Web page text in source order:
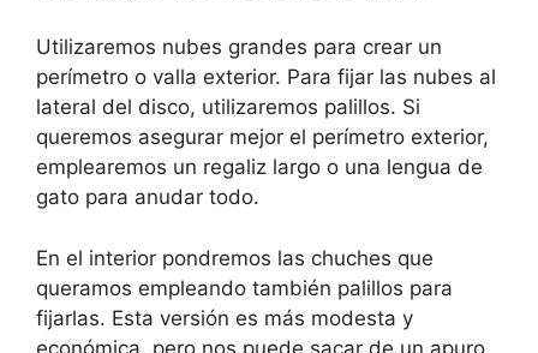
Utilizaremos nubes grandes para crear un
perímetro o valla exterior. Para fijar las nubes al
lateral del disco, utilizaremos palillos. Si
queremos asegurar mejor el perímetro exterior,
emplearemos un regaliz largo o una lengua de
gato para anudar todo.
En el interior pondremos las chuches que
queramos empleando también palillos para
fijarlas. Esta versión es más modesta y
económica, pero nos puede sacar de un apuro